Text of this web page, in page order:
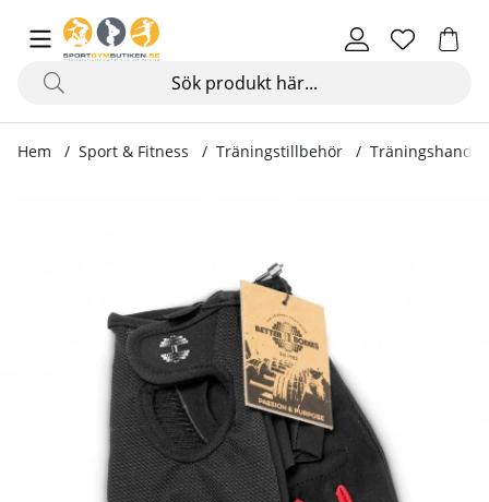
Hem Sport & Fitness Träningstillbehör